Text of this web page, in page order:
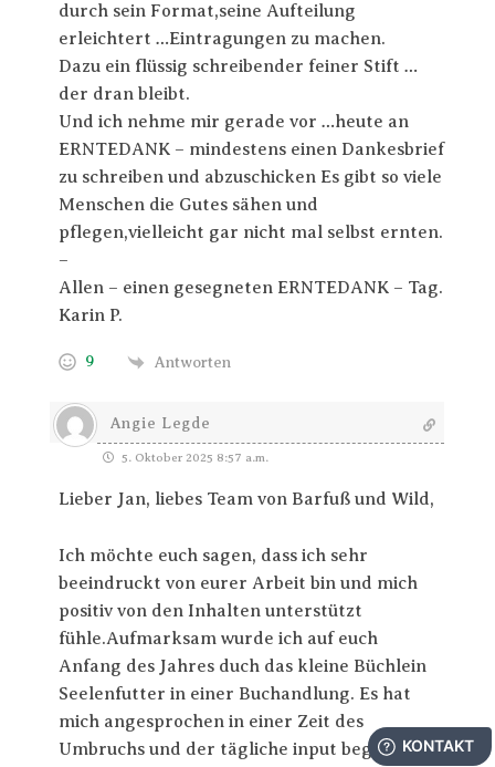
durch sein Format,seine Aufteilung
erleichtert …Eintragungen zu machen.
Dazu ein flüssig schreibender feiner Stift …
der dran bleibt.
Und ich nehme mir gerade vor …heute an
ERNTEDANK – mindestens einen Dankesbrief
zu schreiben und abzuschicken Es gibt so viele
Menschen die Gutes sähen und
pflegen,vielleicht gar nicht mal selbst ernten.
–
Allen – einen gesegneten ERNTEDANK – Tag.
Karin P.
9 Antworten
Angie Legde
5. Oktober 2025 8:57 a.m.
Lieber Jan, liebes Team von Barfuß und Wild,
Ich möchte euch sagen, dass ich sehr
beeindruckt von eurer Arbeit bin und mich
positiv von den Inhalten unterstützt
fühle.Aufmarksam wurde ich auf euch
Anfang des Jahres duch das kleine Büchlein
Seelenfutter in einer Buchandlung. Es hat
mich angesprochen in einer Zeit des
Umbruchs und der tägliche input begleitet